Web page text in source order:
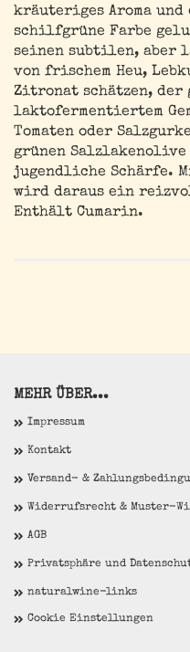
kräuteriges Aroma
schilfgrüne Farbe
seinen subtilen, aber
von frischem Heu,
Zitronat schätzen,
laktofermentiertem
Tomaten oder
grünen
jugendliche Schärfe.
wird daraus ein
Enthält Cumarin.
MEHR ÜBER...
Impressum
Kontakt
Versand- &
Widerrufsrecht & Muster-
AGB
Privatsphäre und
naturalwine-links
Cookie Einstellungen